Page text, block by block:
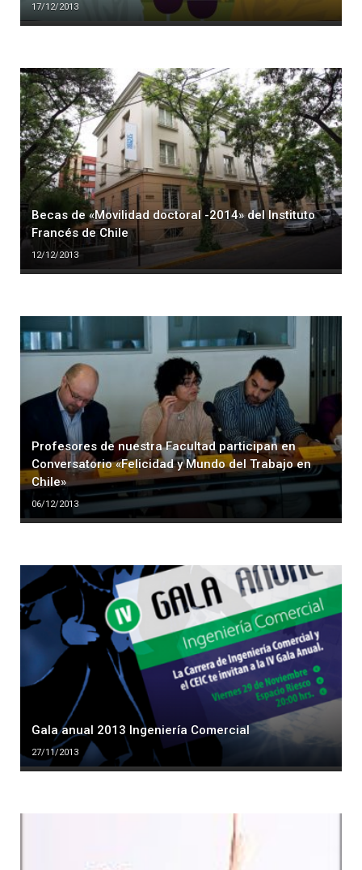
17/12/2013
Becas de «Movilidad doctoral -2014» del Instituto
Francés de Chile
12/12/2013
Profesores de nuestra Facultad participan en
Conversatorio «Felicidad y Mundo del Trabajo en
Chile»
06/12/2013
Gala anual 2013 Ingeniería Comercial
27/11/2013